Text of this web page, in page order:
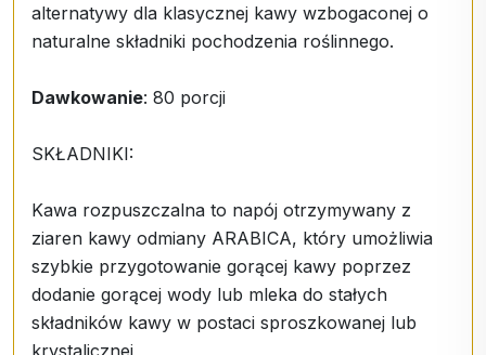
alternatywy dla klasycznej kawy wzbogaconej o
naturalne składniki pochodzenia roślinnego.
Dawkowanie: 80 porcji
SKŁADNIKI:
Kawa rozpuszczalna to napój otrzymywany z
ziaren kawy odmiany ARABICA, który umożliwia
szybkie przygotowanie gorącej kawy poprzez
dodanie gorącej wody lub mleka do stałych
składników kawy w postaci sproszkowanej lub
krystalicznej